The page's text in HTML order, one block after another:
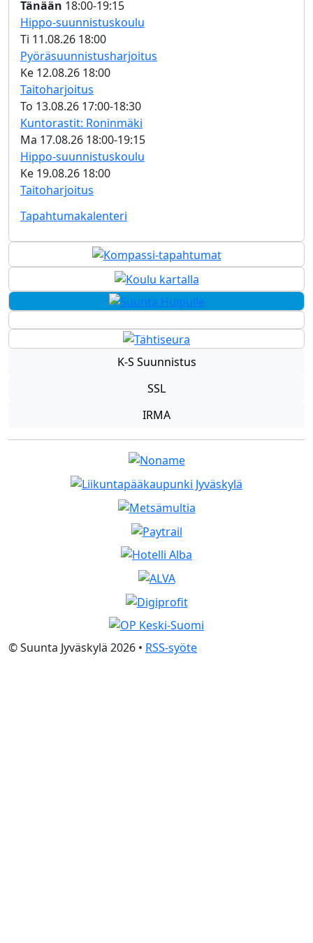
Tänään 18:00­-19:15
Hippo-suunnistuskoulu
Ti 11.08.26 18:00­
Pyörä­suunnistus­harjoitus
Ke 12.08.26 18:00­
Taitoharjoitus
To 13.08.26 17:00­-18:30
Kuntorastit: Roninmäki
Ma 17.08.26 18:00­-19:15
Hippo-suunnistuskoulu
Ke 19.08.26 18:00­
Taitoharjoitus
Tapahtumakalenteri
K-S Suun­nistus
SSL
IRMA
© Suunta Jyväskylä 2026 • RSS-syöte